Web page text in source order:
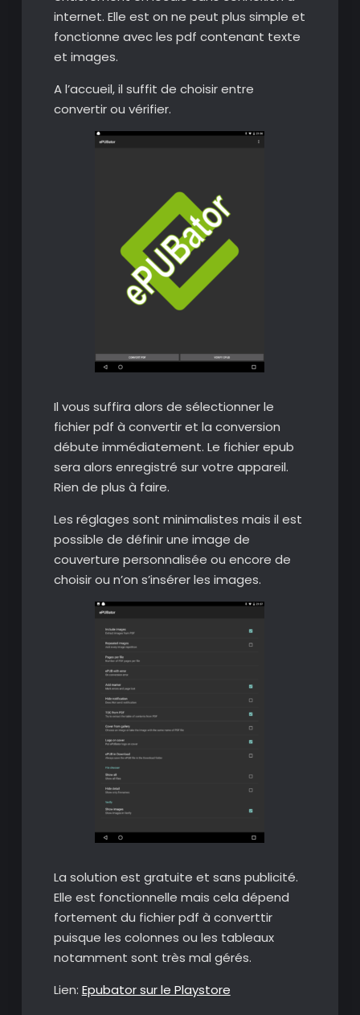
internet. Elle est on ne peut plus simple et
fonctionne avec les pdf contenant texte
et images.
A l’accueil, il suffit de choisir entre
convertir ou vérifier.
Il vous suffira alors de sélectionner le
fichier pdf à convertir et la conversion
débute immédiatement. Le fichier epub
sera alors enregistré sur votre appareil.
Rien de plus à faire.
Les réglages sont minimalistes mais il est
possible de définir une image de
couverture personnalisée ou encore de
choisir ou n’on s’insérer les images.
La solution est gratuite et sans publicité.
Elle est fonctionnelle mais cela dépend
fortement du fichier pdf à converttir
puisque les colonnes ou les tableaux
notamment sont très mal gérés.
Lien: Epubator sur le Playstore